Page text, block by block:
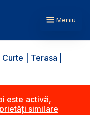
Meniu
| Terasa |
este activă,
similare